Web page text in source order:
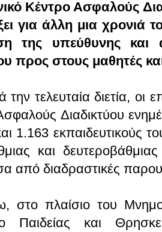
Κέντρο Ασφαλούς
για άλλη μια χρονιά
της υπεύθυνης και
προς στους μαθητές
τελευταία διετία, οι
Διαδικτύου
1.163 εκπαιδευτικούς
και
από διαδραστικές
στο πλαίσιο του
Παιδείας και